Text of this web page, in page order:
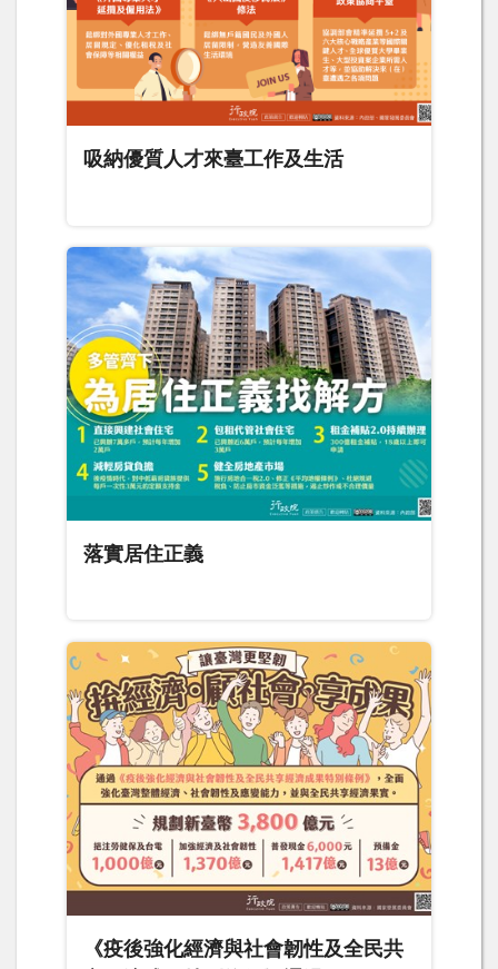
吸納優質人才來臺工作及生活
落實居住正義
《疫後強化經濟與社會韌性及全民共